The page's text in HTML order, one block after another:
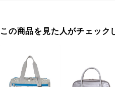
この商品を見た人がチェック